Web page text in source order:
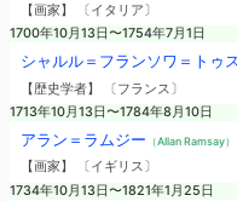
【画家】 〔イタリア〕
1700年10月13日〜1754年7月1日
シャルル＝フランソワ＝トゥ
【歴史学者】 〔フランス〕
1713年10月13日〜1784年8月10日
アラン＝ラムジー （Allan Ramsay）
【画家】 〔イギリス〕
1734年10月13日〜1821年1月25日